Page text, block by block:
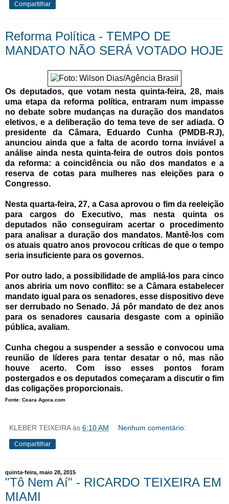
Compartilhar
Reforma Política - TEMPO DE
MANDATO NÃO SERÁ VOTADO HOJE
Os deputados, que votam nesta quinta-feira, 28, mais
uma etapa da reforma política, entraram num impasse
no debate sobre mudanças na duração dos mandatos
eletivos, e a deliberação do tema teve de ser adiada. O
presidente da Câmara, Eduardo Cunha (PMDB-RJ),
anunciou ainda que a falta de acordo torna inviável a
análise ainda nesta quinta-feira de outros dois pontos
da reforma: a coincidência ou não dos mandatos e a
reserva de cotas para mulheres nas eleições para o
Congresso.
Nesta quarta-feira, 27, a Casa aprovou o fim da reeleição
para cargos do Executivo, mas nesta quinta os
deputados não conseguiram acertar o procedimento
para analisar a duração dos mandatos. Mantê-los com
os atuais quatro anos provocou críticas de que o tempo
seria insuficiente para os governos.
Por outro lado, a possibilidade de ampliá-los para cinco
anos abriria um novo conflito: se a Câmara estabelecer
mandato igual para os senadores, esse dispositivo deve
ser derrubado no Senado. Já pôr mandato de dez anos
para os senadores causaria desgaste com a opinião
pública, avaliam.
Cunha chegou a suspender a sessão e convocou uma
reunião de líderes para tentar desatar o nó, mas não
houve acerto. Com isso esses pontos foram
postergados e os deputados começaram a discutir o fim
das coligações proporcionais.
Fonte: Ceara Agora.com
KLEBER TEIXEIRA às 6:10 AM Nenhum comentário:
Compartilhar
quinta-feira, maio 28, 2015
"Tô Nem Aí" - RICARDO TEIXEIRA EM
MIAMI